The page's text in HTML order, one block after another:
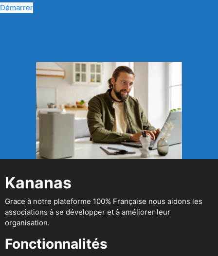
Démarrer
Kananas
Grace à notre plateforme 100% Française nous aidons les
associations à se développer et à améliorer leur
organisation.
Fonctionnalités